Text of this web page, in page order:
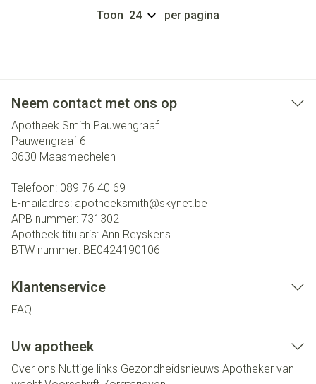
Toon per pagina
Neem contact met ons op
Apotheek Smith Pauwengraaf
Pauwengraaf 6
3630 Maasmechelen
Telefoon: 089 76 40 69
E-mailadres: apotheeksmith@skynet.be
APB nummer: 731302
Apotheek titularis: Ann Reyskens
BTW nummer: BE0424190106
Klantenservice
FAQ
Uw apotheek
Over ons Nuttige links Gezondheidsnieuws Apotheker van